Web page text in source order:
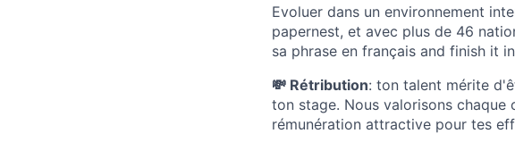
Evoluer dans un environnement
papernest, et avec plus de 46
sa phrase en français and finish it
💸 Rétribution: ton talent mérite
ton stage. Nous valorisons
rémunération attractive pour tes